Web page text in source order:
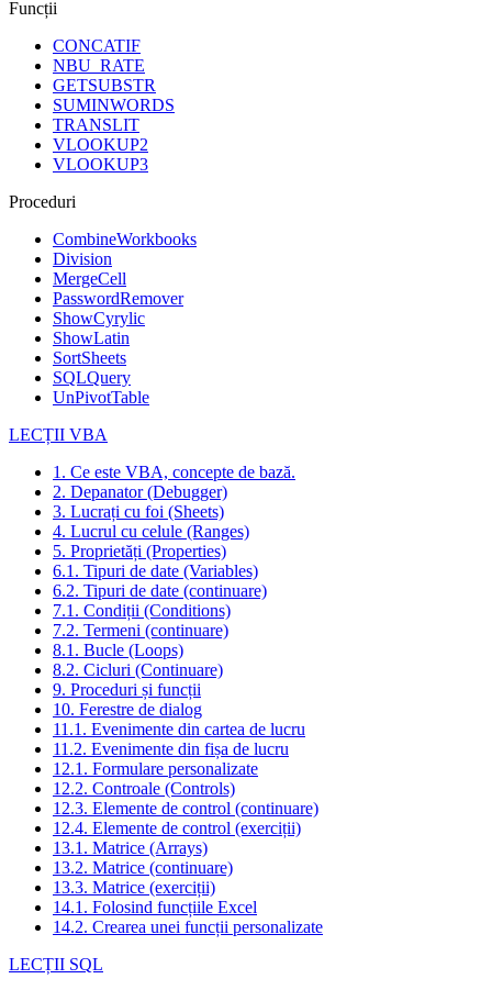
Funcții
CONCATIF
NBU_RATE
GETSUBSTR
SUMINWORDS
TRANSLIT
VLOOKUP2
VLOOKUP3
Proceduri
CombineWorkbooks
Division
MergeCell
PasswordRemover
ShowCyrylic
ShowLatin
SortSheets
SQLQuery
UnPivotTable
LECȚII VBA
1. Ce este VBA, concepte de bază.
2. Depanator (Debugger)
3. Lucrați cu foi (Sheets)
4. Lucrul cu celule (Ranges)
5. Proprietăți (Properties)
6.1. Tipuri de date (Variables)
6.2. Tipuri de date (continuare)
7.1. Condiții (Conditions)
7.2. Termeni (continuare)
8.1. Bucle (Loops)
8.2. Cicluri (Continuare)
9. Proceduri și funcții
10. Ferestre de dialog
11.1. Evenimente din cartea de lucru
11.2. Evenimente din fișa de lucru
12.1. Formulare personalizate
12.2. Controale (Controls)
12.3. Elemente de control (continuare)
12.4. Elemente de control (exerciții)
13.1. Matrice (Arrays)
13.2. Matrice (continuare)
13.3. Matrice (exerciții)
14.1. Folosind funcțiile Excel
14.2. Crearea unei funcții personalizate
LECȚII SQL